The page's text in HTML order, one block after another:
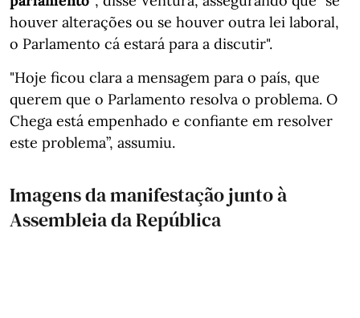
houver alterações ou se houver outra lei laboral,
o Parlamento cá estará para a discutir".
"Hoje ficou clara a mensagem para o país, que
querem que o Parlamento resolva o problema. O
Chega está empenhado e confiante em resolver
este problema”, assumiu.
Imagens da manifestação junto à
Assembleia da República